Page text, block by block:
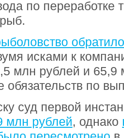
по переработке
исками к
млн рублей и 65,9
по
суд первой
млн рублей, однако